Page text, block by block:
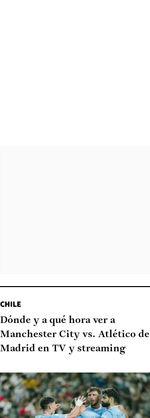
CHILE
Dónde y a qué hora ver a
Manchester City vs. Atlético de
Madrid en TV y streaming